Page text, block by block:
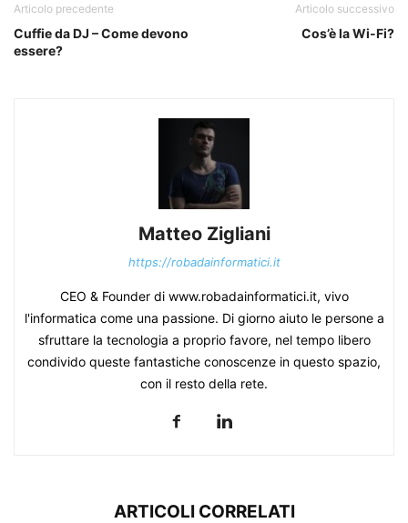
Articolo precedente
Cuffie da DJ – Come devono
essere?
Articolo successivo
Cos’è la Wi-Fi?
Matteo Zigliani
https://robadainformatici.it
CEO & Founder di www.robadainformatici.it, vivo
l'informatica come una passione. Di giorno aiuto le persone a
sfruttare la tecnologia a proprio favore, nel tempo libero
condivido queste fantastiche conoscenze in questo spazio,
con il resto della rete.
ARTICOLI CORRELATI